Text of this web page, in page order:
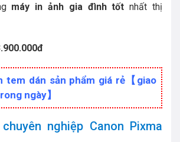
máy in ảnh gia đình tốt nhất thị
tem dán sản phẩm giá rẻ【giao
ngày】
nghiệp Canon Pixma